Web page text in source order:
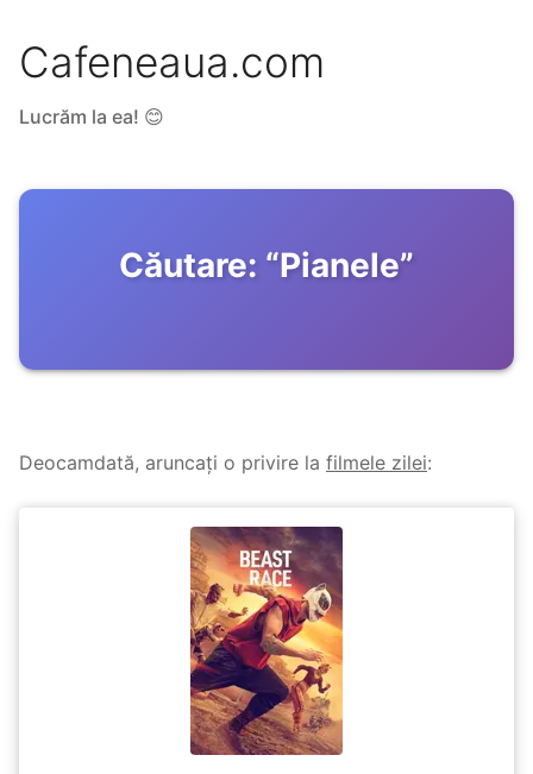
Cafeneaua.com
Lucrăm la ea! 😊
Căutare: “Pianele”
Deocamdată, aruncați o privire la filmele zilei: